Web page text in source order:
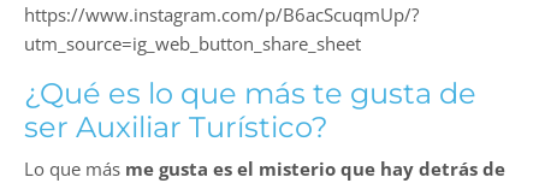
https://www.instagram.com/p/B6acScuqmUp/?
utm_source=ig_web_button_share_sheet
¿Qué es lo que más te gusta de
ser Auxiliar Turístico?
Lo que más me gusta es el misterio que hay detrás de